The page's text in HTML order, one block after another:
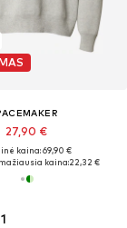
27,90 €
kaina: 69,90 €
kaina:22,32 €